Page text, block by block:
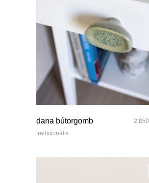
dana bútorgomb 2,850
tradicionális